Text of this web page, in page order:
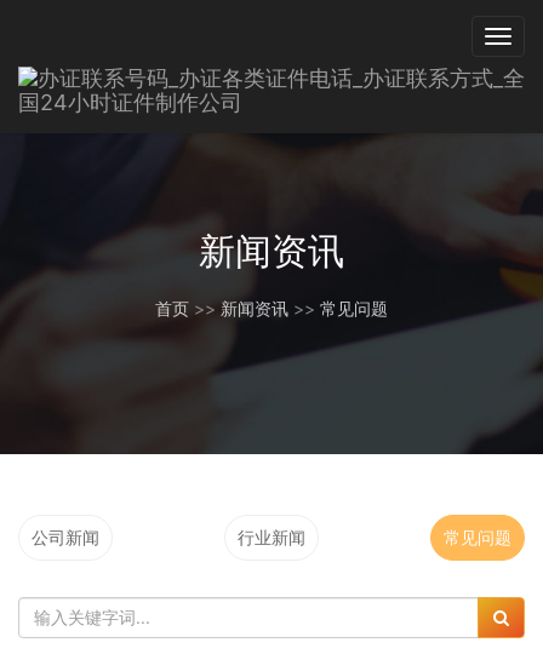
新闻资讯
首页 >> 新闻资讯 >> 常见问题
公司新闻 行业新闻 常见问题